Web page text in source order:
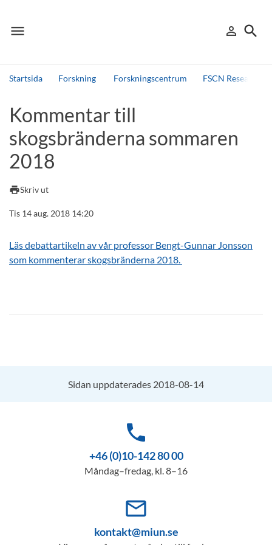
menu
Meny person_outline
Logga in
search
Sök
Startsida Forskning Forskningscentrum FSCN Research
Andra söktjänster
Detta är vår testmiljö - endast testdata
Kommentar till
skogsbränderna sommaren
2018
printSkriv ut
Tis 14 aug. 2018 14:20
Läs debattartikeln av vår professor Bengt-Gunnar Jonsson
som kommenterar skogsbränderna 2018.
Sidan uppdaterades 2018-08-14
phone
+46 (0)10-142 80 00
Måndag–fredag, kl. 8–16
mail_outline
kontakt@miun.se